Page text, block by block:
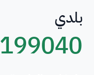
بلدي
199040